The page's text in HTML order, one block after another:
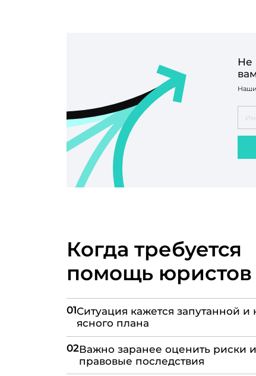
Не
Когда требуется
помощь юристов
01Ситуация кажется запутанной и
ясного плана
02Важно заранее оценить риски и
правовые последствия